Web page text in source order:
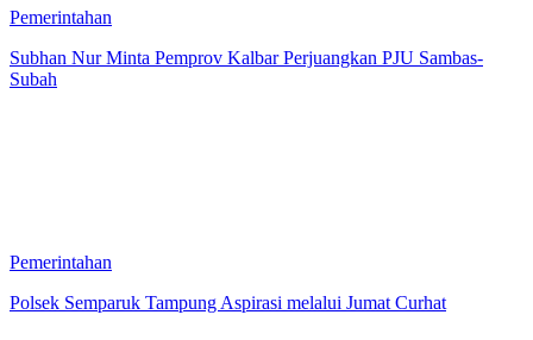
Pemerintahan
Subhan Nur Minta Pemprov Kalbar Perjuangkan PJU Sambas-
Subah
Pemerintahan
Polsek Semparuk Tampung Aspirasi melalui Jumat Curhat